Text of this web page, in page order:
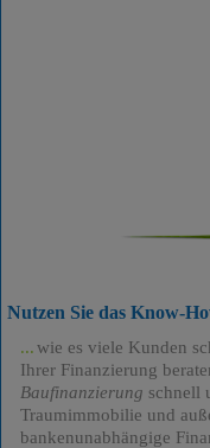
Nutzen Sie das Know-
wie es viele Kunden
Ihrer Finanzierung
Baufinanzierung schnell
Traumimmobilie und
bankenunabhängige